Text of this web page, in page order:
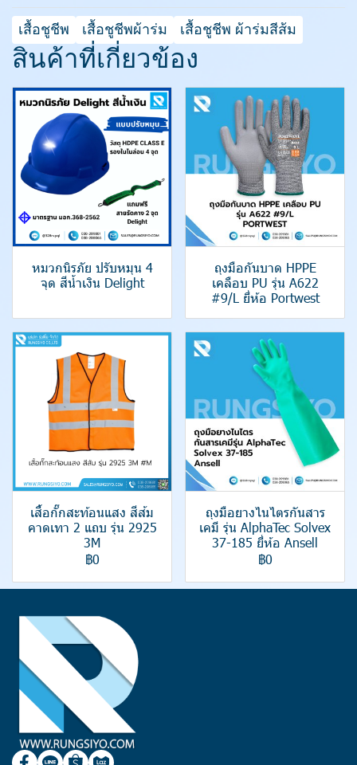
เสื้อชูชีพ เสื้อชูชีพผ้าร่ม เสื้อชูชีพ ผ้าร่มสีส้ม
สินค้าที่เกี่ยวข้อง
หมวกนิรภัย ปรับหมุน 4
จุด สีน้ำเงิน Delight
ถุงมือกันบาด HPPE
เคลือบ PU รุ่น A622
#9/L ยี่ห้อ Portwest
เสื้อกั๊กสะท้อนแสง สีส้ม
คาดเทา 2 แถบ รุ่น 2925
3M
฿0
ถุงมือยางไนไตรกันสาร
เคมี รุ่น AlphaTec Solvex
37-185 ยี่ห้อ Ansell
฿0